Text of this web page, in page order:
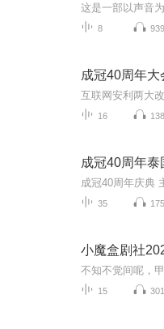
8 939
成冠40周年
16
成冠40周年泰
35
小魔盒剧社
15